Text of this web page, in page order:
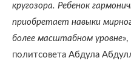
кругозора. Ребенок
приобретает навыки
более масштабном уровне
политсовета Абдула